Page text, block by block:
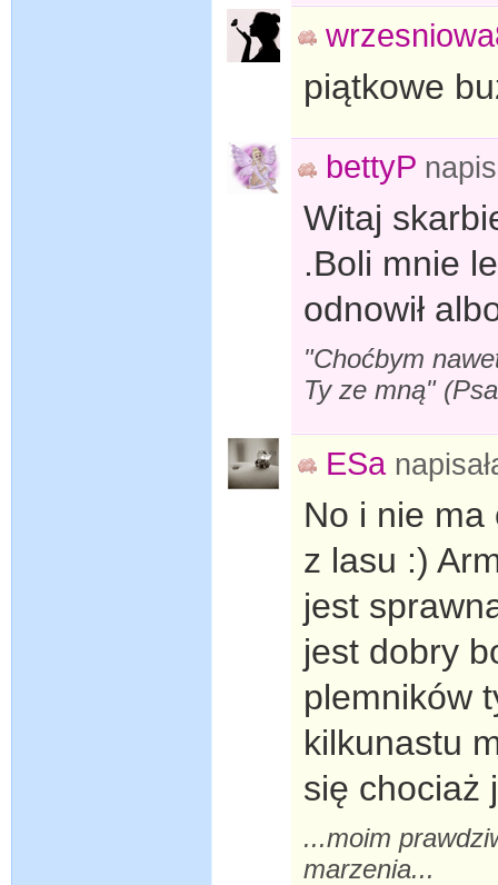
piątkowe
bettyP
Witaj
.Boli mnie
odnowił
"Choćbym
Ty ze mną"
ESa
No i nie
z lasu :)
jest
jest dobry
plemników
kilkunastu
się chociaż
...moim
marzenia...